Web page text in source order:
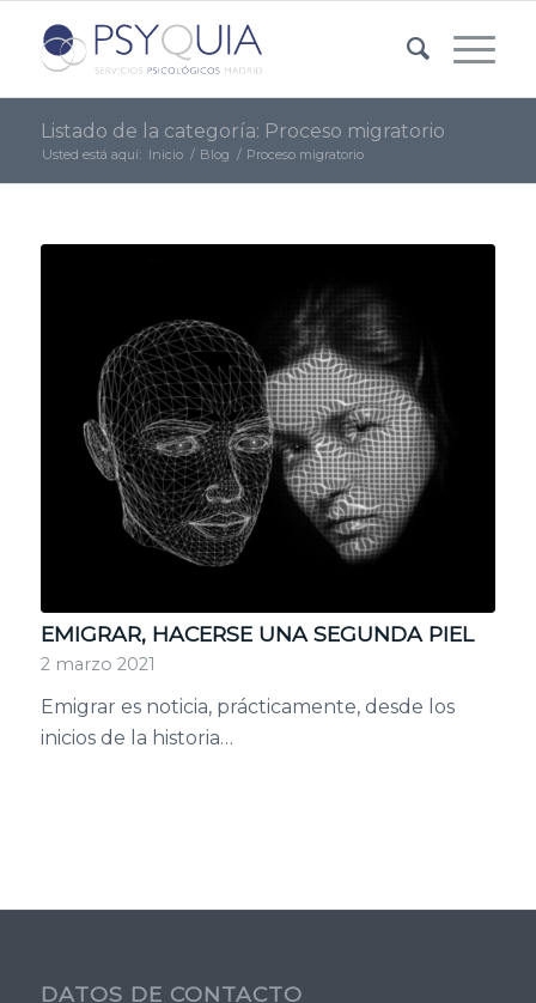
Listado de la categoría: Proceso migratorio
Usted está aquí: Inicio / Blog / Proceso migratorio
EMIGRAR, HACERSE UNA SEGUNDA PIEL
2 marzo 2021
Emigrar es noticia, prácticamente, desde los
inicios de la historia…
DATOS DE CONTACTO